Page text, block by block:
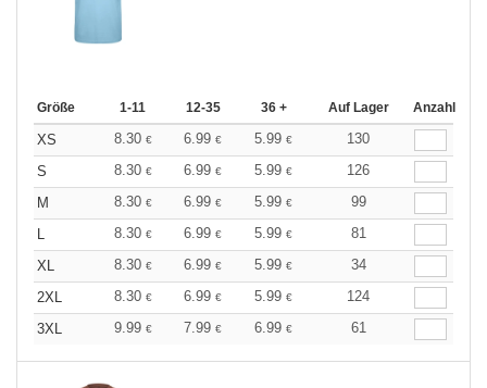
Größe 1-11 12-35 36 + Auf Lager Anzahl
XS 8.30 € 6.99 € 5.99 €
130
S
8.30 € 6.99 € 5.99 €
126
M
8.30 € 6.99 € 5.99 €
99
8.30 € 6.99 € 5.99 €
81
XL
8.30 € 6.99 € 5.99 €
34
2XL
8.30 € 6.99 € 5.99 €
124
3XL
9.99 € 7.99 € 6.99 € 61